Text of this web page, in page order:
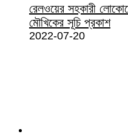
রেলওয়ের সহকারী
মৌখিকের সূচি প্রকাশ
2022-07-20